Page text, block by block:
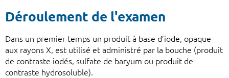
Déroulement de l'examen
Dans un premier temps un produit à base d’iode, opaque
aux rayons X, est utilisé et administré par la bouche (produit
de contraste iodés, sulfate de baryum ou produit de
contraste hydrosoluble).